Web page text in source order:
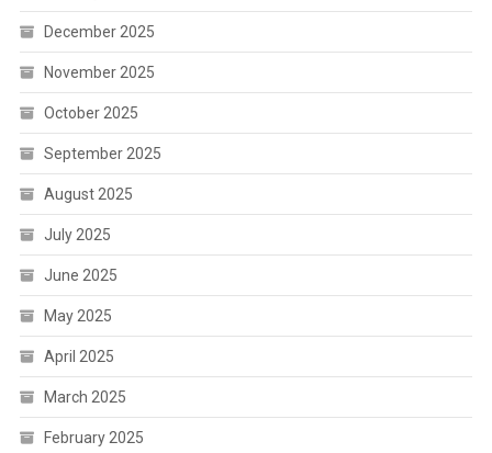
December 2025
November 2025
October 2025
September 2025
August 2025
July 2025
June 2025
May 2025
April 2025
March 2025
February 2025